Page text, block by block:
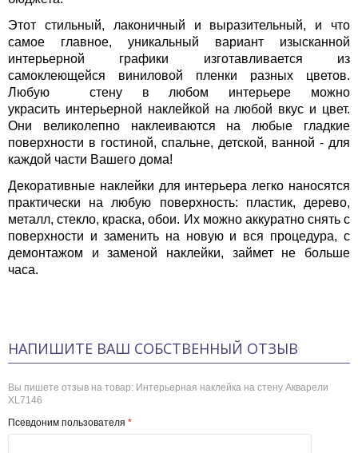
Этот стильный, лаконичный и выразительный, и что
самое главное, уникальный вариант изысканной
интерьерной графики изготавливается из
самоклеющейся виниловой пленки разных цветов.
Любую стену в любом интерьере можно
украсить интерьерной наклейкой на любой вкус и цвет.
Они великолепно наклеиваются на любые гладкие
поверхности в гостиной, спальне, детской, ванной - для
каждой части Вашего дома!
Декоративные наклейки для интерьера легко наносятся
практически на любую поверхность: пластик, дерево,
металл, стекло, краска, обои. Их можно аккуратно снять с
поверхности и заменить на новую и вся процедура, с
демонтажом и заменой наклейки, займет не больше
часа.
НАПИШИТЕ ВАШ СОБСТВЕННЫЙ ОТЗЫВ
Вы пишете отзыв на товар: Интерьерная наклейка на стену Акварели
XL7146
*
Псевдоним пользователя